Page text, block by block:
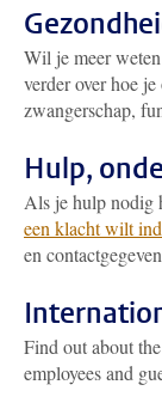
Wil je meer
verder over hoe
zwangerschap,
Hulp,
Als je hulp nodig
een klacht wilt
en
Find out about the
employees and